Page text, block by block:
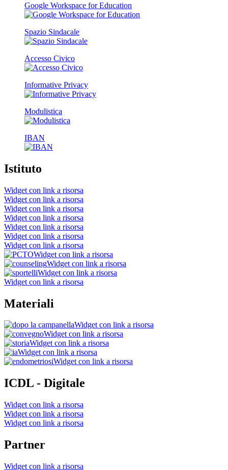
Google Workspace for Education
Spazio Sindacale
Accesso Civico
Informative Privacy
Modulistica
IBAN
Istituto
Widget con link a risorsa
Widget con link a risorsa
Widget con link a risorsa
Widget con link a risorsa
Widget con link a risorsa
Widget con link a risorsa
Widget con link a risorsa
Widget con link a risorsa
Widget con link a risorsa
Widget con link a risorsa
Widget con link a risorsa
Materiali
Widget con link a risorsa
Widget con link a risorsa
Widget con link a risorsa
Widget con link a risorsa
Widget con link a risorsa
ICDL - Digitale
Widget con link a risorsa
Widget con link a risorsa
Widget con link a risorsa
Partner
Widget con link a risorsa